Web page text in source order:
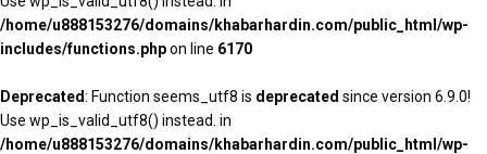
/home/u888153276/domains/khabarhardin.com/public_html/wp-
includes/functions.phpon line 6170
Deprecated: Function seems_utf8 is deprecated since version 6.9.0!
Use wp_is_valid_utf8() instead. in
/home/u888153276/domains/khabarhardin.com/public_html/wp-